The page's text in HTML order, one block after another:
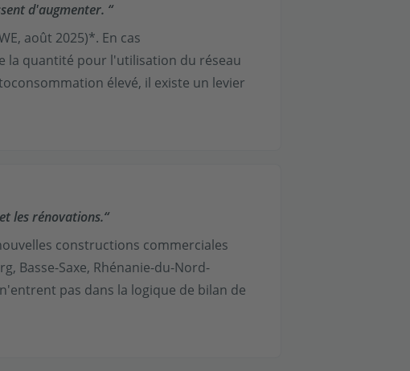
d'augmenter. “
août 2025)*. En cas
la quantité pour l'utilisation du réseau
élevé, il existe un levier
les rénovations.“
constructions commerciales
Basse-Saxe, Rhénanie-du-Nord-
pas dans la logique de bilan de